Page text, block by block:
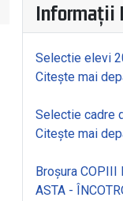
Informații
Selectie elevi
Citește mai
Selectie cadre
Citește mai
Broșura COPIII
ASTA -